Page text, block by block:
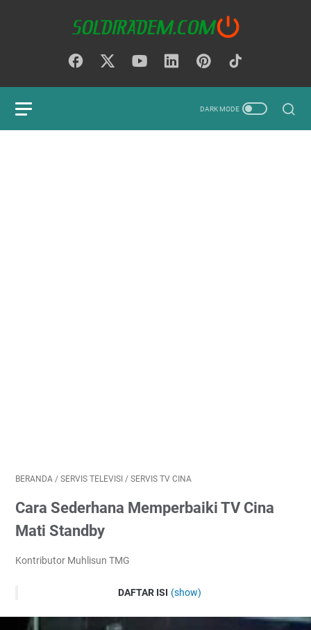
BERANDA / SERVIS TELEVISI / SERVIS TV CINA
Cara Sederhana Memperbaiki TV Cina
Mati Standby
Kontributor Muhlisun TMG
DAFTAR ISI (show)